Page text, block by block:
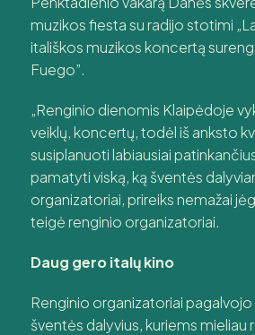
muzikos fiesta su radijo stotimi
itališkos muzikos koncertą
Fuego”.
„Renginio dienomis Klaipėdoje
veiklų, koncertų, todėl iš anksto
susiplanuoti labiausiai
pamatyti viską, ką šventės
organizatoriai, prireiks nemažai
teigė renginio organizatoriai.
Daug gero italų kino
Renginio organizatoriai pagalvojo
šventės dalyvius, kuriems mieliau